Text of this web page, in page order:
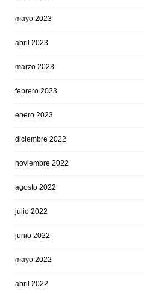
mayo 2023
abril 2023
marzo 2023
febrero 2023
enero 2023
diciembre 2022
noviembre 2022
agosto 2022
julio 2022
junio 2022
mayo 2022
abril 2022